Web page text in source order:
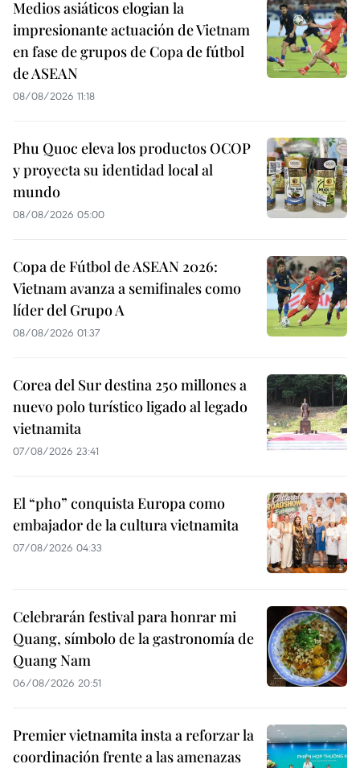
Medios asiáticos elogian la
impresionante actuación de Vietnam
en fase de grupos de Copa de fútbol
de ASEAN
08/08/2026 11:18
Phu Quoc eleva los productos OCOP
y proyecta su identidad local al
mundo
08/08/2026 05:00
Copa de Fútbol de ASEAN 2026:
Vietnam avanza a semifinales como
líder del Grupo A
08/08/2026 01:37
Corea del Sur destina 250 millones a
nuevo polo turístico ligado al legado
vietnamita
07/08/2026 23:41
El “pho” conquista Europa como
embajador de la cultura vietnamita
07/08/2026 04:33
Celebrarán festival para honrar mi
Quang, símbolo de la gastronomía de
Quang Nam
06/08/2026 20:51
Premier vietnamita insta a reforzar la
coordinación frente a las amenazas